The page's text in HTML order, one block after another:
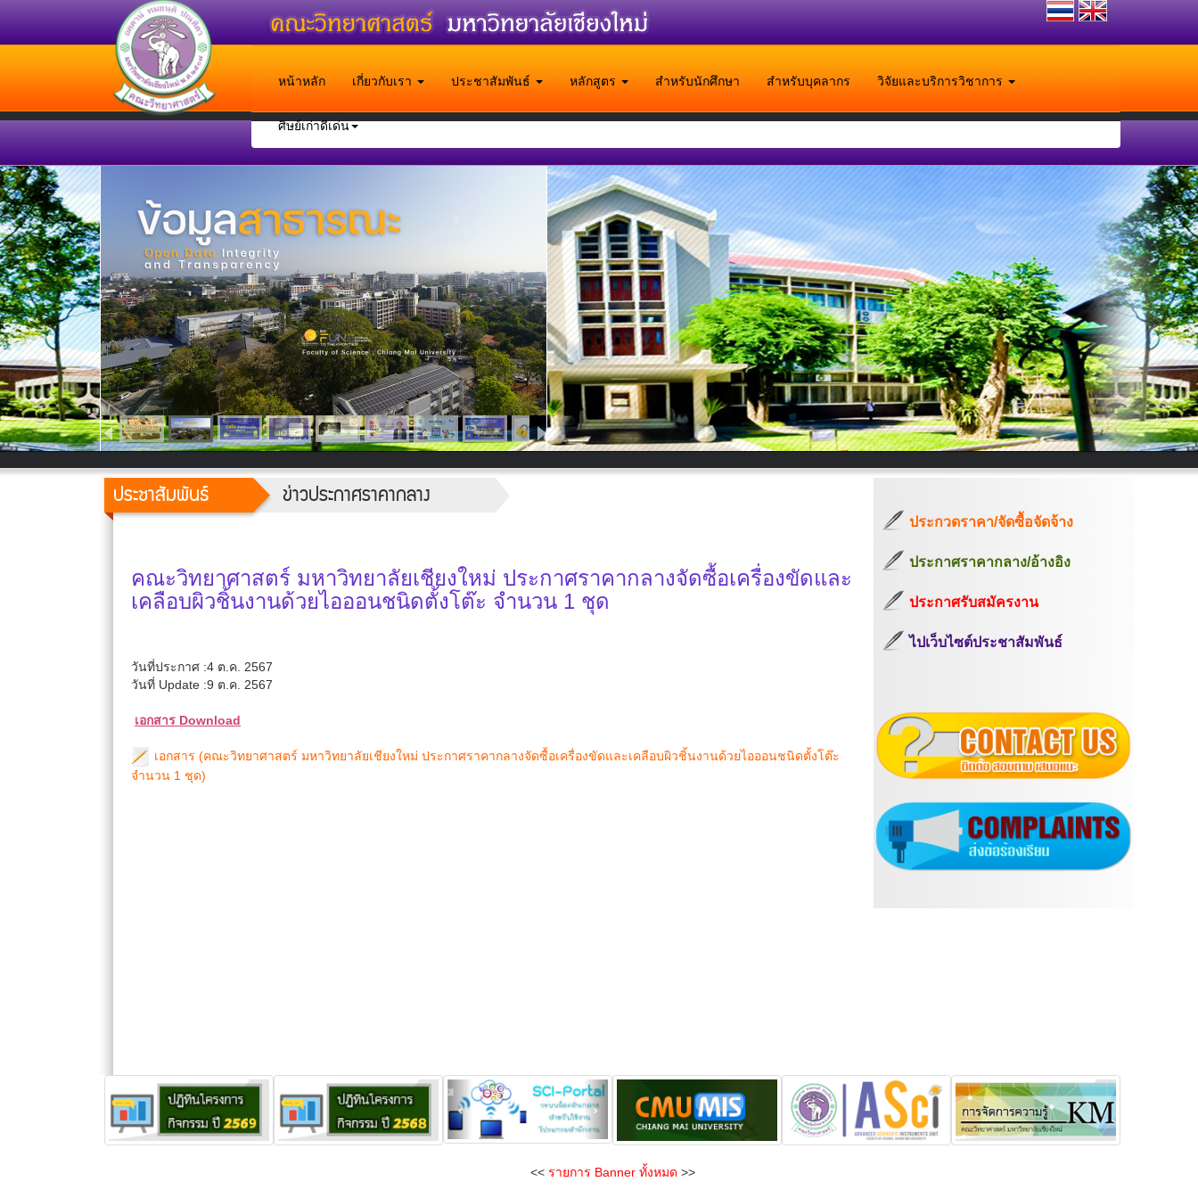
หน้าหลัก เกี่ยวกับเรา ประชาสัมพันธ์ หลักสูตร สำหรับนักศึกษา สำหรับบุคลากร วิจัยและบริการวิชาการ
ศิษย์เก่าดีเด่น
ประชาสัมพันธ์ ข่าวประกาศราคากลาง
คณะวิทยาศาสตร์ มหาวิทยาลัยเชียงใหม่ ประกาศราคากลางจัดซื้อเครื่องขัดและ
เคลือบผิวชิ้นงานด้วยไอออนชนิดตั้งโต๊ะ จำนวน 1 ชุด
วันที่ประกาศ :4 ต.ค. 2567
วันที่ Update :9 ต.ค. 2567
เอกสาร Download
เอกสาร (คณะวิทยาศาสตร์ มหาวิทยาลัยเชียงใหม่ ประกาศราคากลางจัดซื้อเครื่องขัดและเคลือบผิวชิ้นงานด้วยไอออนชนิดตั้งโต๊ะ
จำนวน 1 ชุด)
ประกวดราคา/จัดซื้อจัดจ้าง
ประกาศราคากลาง/อ้างอิง
ประกาศรับสมัครงาน
ไปเว็บไซต์ประชาสัมพันธ์
<< รายการ Banner ทั้งหมด >>